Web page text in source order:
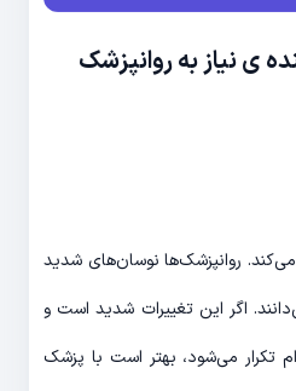
ی نیاز به روانپزشک
روانپزشک‌ها نوسان‌های شدید
اگر این تغییرات شدید است و
تکرار می‌شود، بهتر است با پزشک